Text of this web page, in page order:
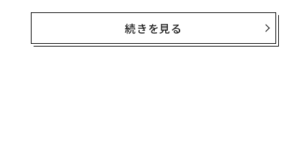
向けリトリートが不足していることではない。問題は、
多くのリーダーが、緊急性が内省を常に上回る環境で仕
続きを見る